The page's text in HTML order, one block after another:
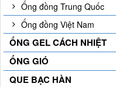
Ống đồng Trung Quốc
Ống đồng Việt Nam
ỐNG GEL CÁCH NHIỆT
ỐNG GIÓ
QUE BẠC HÀN